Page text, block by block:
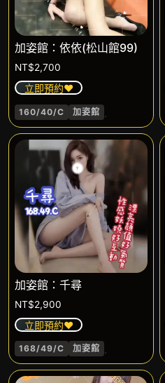
加姿館：依依(松山館99)
NT$2,700
立即預約❤️
160/40/C 加姿館 .
加姿館：千尋
NT$2,900
立即預約❤️
168/49/C 加姿館 .